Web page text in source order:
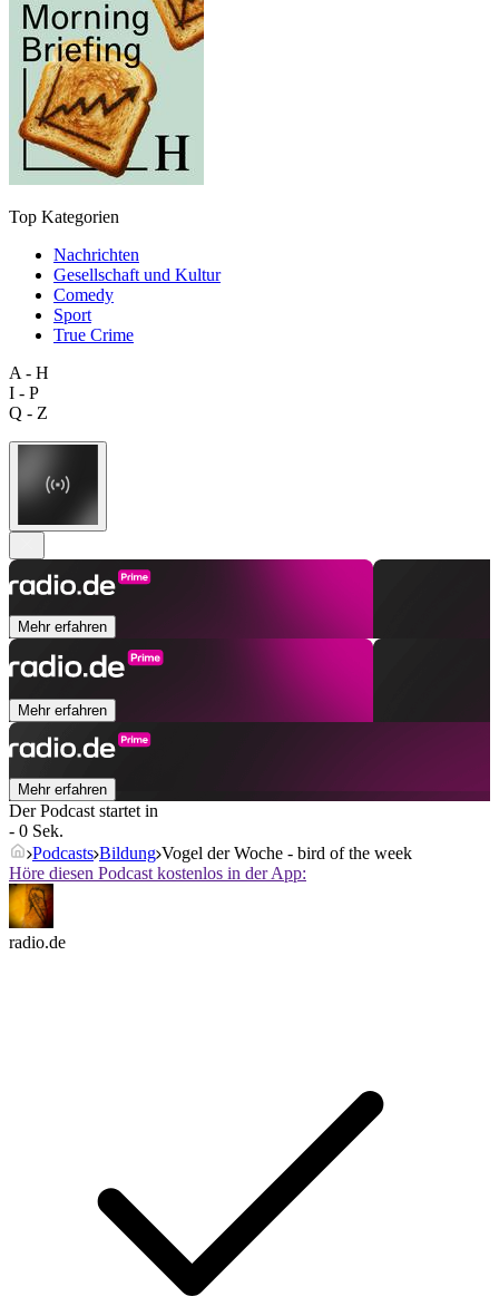
Top Kategorien
Nachrichten
Gesellschaft und Kultur
Comedy
Sport
True Crime
A - H
I - P
Q - Z
Mehr erfahren
Mehr erfahren
Mehr erfahren
Der Podcast startet in
- 0 Sek.
Podcasts Bildung Vogel der Woche - bird of the week
Höre diesen Podcast kostenlos in der App:
radio.de